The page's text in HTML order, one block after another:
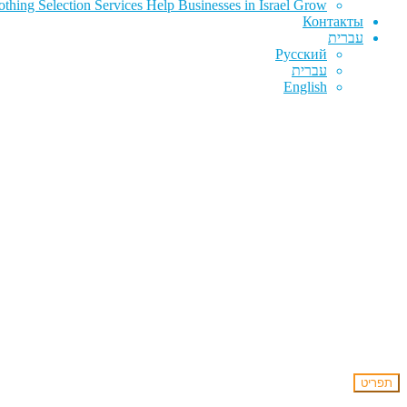
Selection Services Help Businesses in Israel Grow
Контакты
עברית
Русский
עברית
English
תפריט